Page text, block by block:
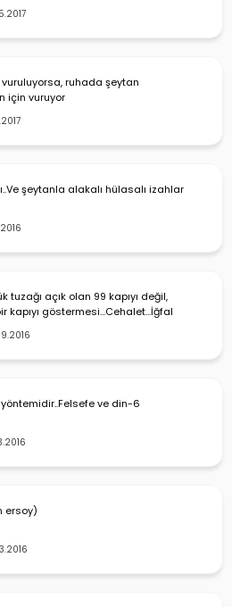
vuruluyorsa, ruhada şeytan
için vuruyor
şeytanla alakalı hülasalı izahlar
tuzağı açık olan 99 kapıyı değil,
kapıyı göstermesi...Cehalet...İğfal
ve din-6
ersoy)